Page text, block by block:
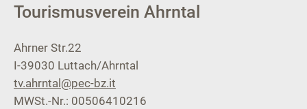
Tourismusverein Ahrntal
Ahrner Str.22
I-39030 Luttach/Ahrntal
tv.ahrntal@pec-bz.it
MWSt.-Nr.: 00506410216